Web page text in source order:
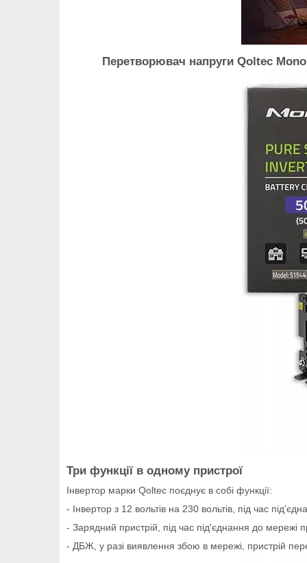
Перетворювач напруги Qoltec
Три функції в одному пристрої
Інвертор марки Qoltec поєднує в собі функції:
- Інвертор з 12 вольтів на 230 вольтів, під час
- Зарядний пристрій, під час під'єднання до
- ДБЖ, у разі виявлення збою в мережі, пристрій